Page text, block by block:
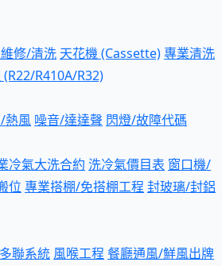
修/清洗 天花機 (Cassette)專業清洗
R410A/R32)
熱風 噪音/達達聲 閃燈/故障代碼
冷氣大洗合約 洗冷氣價目表 窗口機/
位 專業搭棚/免搭棚工程 封玻璃/封鋁
聯系統 風喉工程 餐廳通風/鮮風出牌